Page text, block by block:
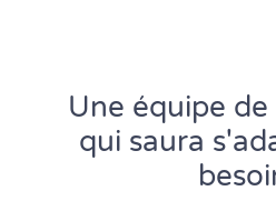
Une équipe
qui saura